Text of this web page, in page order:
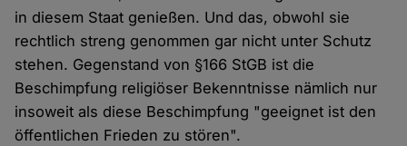
in diesem Staat genießen. Und das, obwohl sie
rechtlich streng genommen gar nicht unter Schutz
stehen. Gegenstand von §166 StGB ist die
Beschimpfung religiöser Bekenntnisse nämlich nur
insoweit als diese Beschimpfung "geeignet ist den
öffentlichen Frieden zu stören".